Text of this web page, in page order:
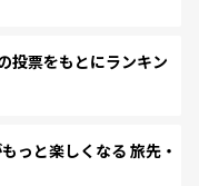
票をもとにランキン
っと楽しくなる 旅先・